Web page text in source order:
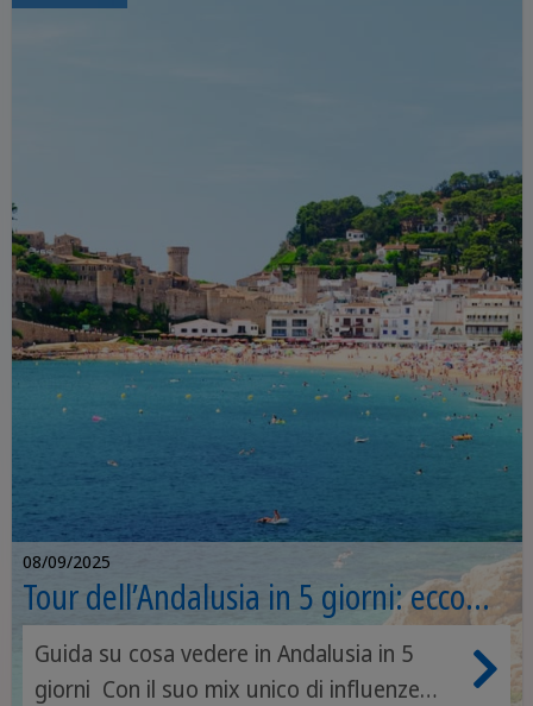
08/09/2025
Tour dell’Andalusia in 5 giorni: ecco
cosa vedere
Guida su cosa vedere in Andalusia in 5
giorni Con il suo mix unico di influenze